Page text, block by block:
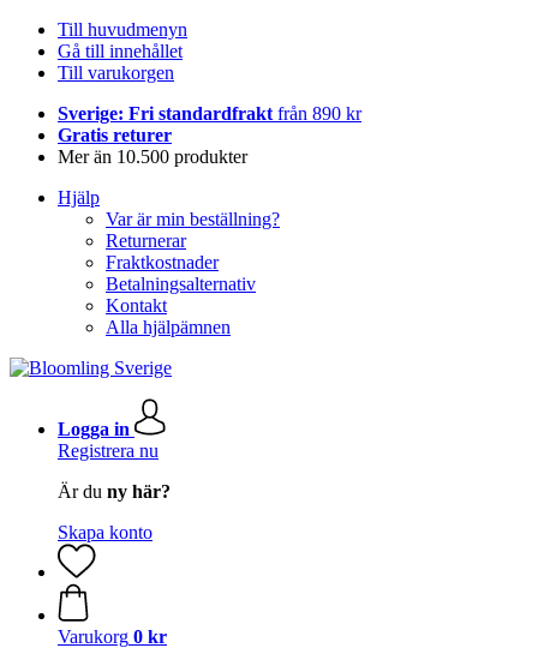
Till huvudmenyn
Gå till innehållet
Till varukorgen
Sverige: Fri standardfrakt från 890 kr
Gratis returer
Mer än 10.500 produkter
Hjälp
Var är min beställning?
Returnerar
Fraktkostnader
Betalningsalternativ
Kontakt
Alla hjälpämnen
Logga in
Registrera nu
Är du ny här?
Skapa konto
Varukorg 0 kr